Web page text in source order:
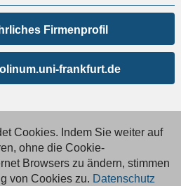
Firmenprofil
frankfurt.de
GmbH
Cookies. Indem Sie weiter auf
ohne die Cookie-
Browsers zu ändern, stimmen
von Cookies zu. Datenschutz